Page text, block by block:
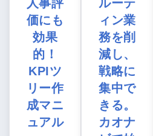
人事評
価にも
効果
的！
KPIツ
リー作
成マニ
ュアル
ルーテ
ィン業
務を削
減し、
戦略に
集中で
きる。
カオナ